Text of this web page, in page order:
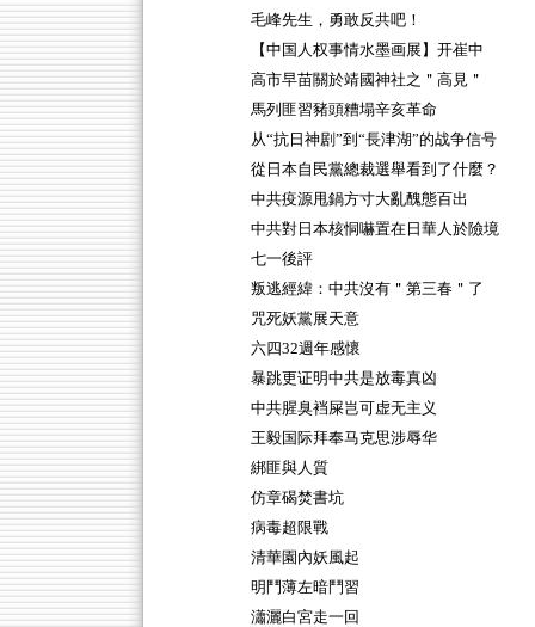
毛峰先生，勇敢反共吧！
【中国人权事情水墨画展】开崔中
高市早苗關於靖國神社之＂高見＂
馬列匪習豬頭糟塌辛亥革命
从“抗日神剧”到“長津湖”的战争信号
從日本自民黨總裁選舉看到了什麼？
中共疫源甩鍋方寸大亂醜態百出
中共對日本核恫嚇置在日華人於險境
七一後評
叛逃經緯：中共沒有＂第三春＂了
咒死妖黨展天意
六四32週年感懷
暴跳更证明中共是放毒真凶
中共腥臭裆屎岂可虚无主义
王毅国际拜奉马克思涉辱华
綁匪與人質
仿章碣焚書坑
病毒超限戰
清華園內妖風起
明鬥薄左暗鬥習
瀟灑白宮走一回